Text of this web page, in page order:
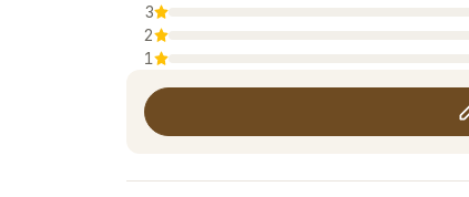
3
2
1